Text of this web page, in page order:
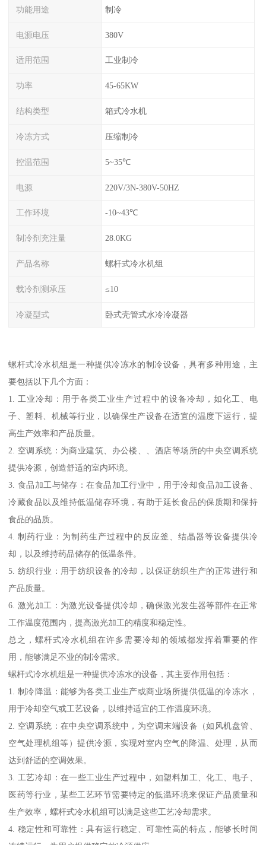
功能用途 制冷
电源电压 380V
适用范围 工业制冷
功率 45-65KW
结构类型 箱式冷水机
冷冻方式 压缩制冷
控温范围 5~35℃
电源 220V/3N-380V-50HZ
工作环境 -10~43℃
制冷剂充注量 28.0KG
产品名称 螺杆式冷水机组
载冷剂测承压 ≤10
冷凝型式 卧式壳管式水冷冷凝器
螺杆式冷水机组是一种提供冷冻水的制冷设备，具有多种用途，主
要包括以下几个方面：
1. 工业冷却：用于各类工业生产过程中的设备冷却，如化工、电
子、塑料、机械等行业，以确保生产设备在适宜的温度下运行，提
高生产效率和产品质量。
2. 空调系统：为商业建筑、办公楼、、酒店等场所的中央空调系统
提供冷源，创造舒适的室内环境。
3. 食品加工与储存：在食品加工行业中，用于冷却食品加工设备、
冷藏食品以及维持低温储存环境，有助于延长食品的保质期和保持
食品的品质。
4. 制药行业：为制药生产过程中的反应釜、结晶器等设备提供冷
却，以及维持药品储存的低温条件。
5. 纺织行业：用于纺织设备的冷却，以保证纺织生产的正常进行和
产品质量。
6. 激光加工：为激光设备提供冷却，确保激光发生器等部件在正常
工作温度范围内，提高激光加工的精度和稳定性。
总之，螺杆式冷水机组在许多需要冷却的领域都发挥着重要的作
用，能够满足不业的制冷需求。
螺杆式冷水机组是一种提供冷冻水的设备，其主要作用包括：
1. 制冷降温：能够为各类工业生产或商业场所提供低温的冷冻水，
用于冷却空气或工艺设备，以维持适宜的工作温度环境。
2. 空调系统：在中央空调系统中，为空调末端设备（如风机盘管、
空气处理机组等）提供冷源，实现对室内空气的降温、处理，从而
达到舒适的空调效果。
3. 工艺冷却：在一些工业生产过程中，如塑料加工、化工、电子、
医药等行业，某些工艺环节需要特定的低温环境来保证产品质量和
生产效率，螺杆式冷水机组可以满足这些工艺冷却需求。
4. 稳定性和可靠性：具有运行稳定、可靠性高的特点，能够长时间